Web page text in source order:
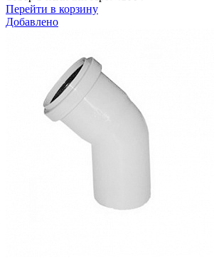
Перейти в корзину
Добавлено